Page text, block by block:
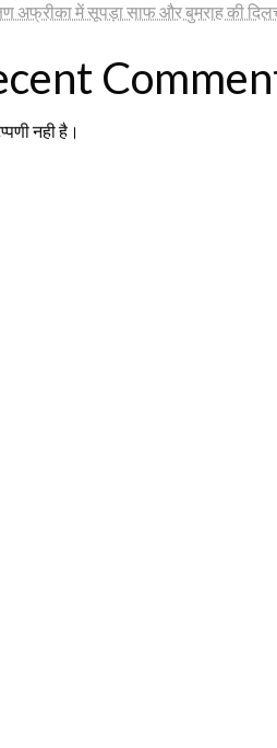
अफ्रीका में सूपड़ा साफ और बुमराह की
नही है।